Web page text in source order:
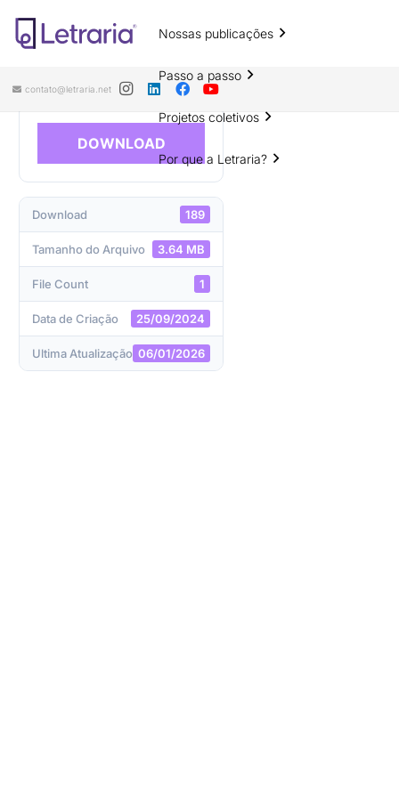
Nossas publicações
Passo a passo
Projetos coletivos
Por que a Letraria?
contato@letraria.net
Educações: territórios outros de
DOWNLOAD
Download 189
Tamanho do Arquivo 3.64 MB
File Count 1
Data de Criação 25/09/2024
Ultima Atualização 06/01/2026